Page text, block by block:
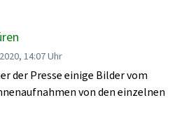
14:07 Uhr
der Presse einige Bilder vom
von den einzelnen